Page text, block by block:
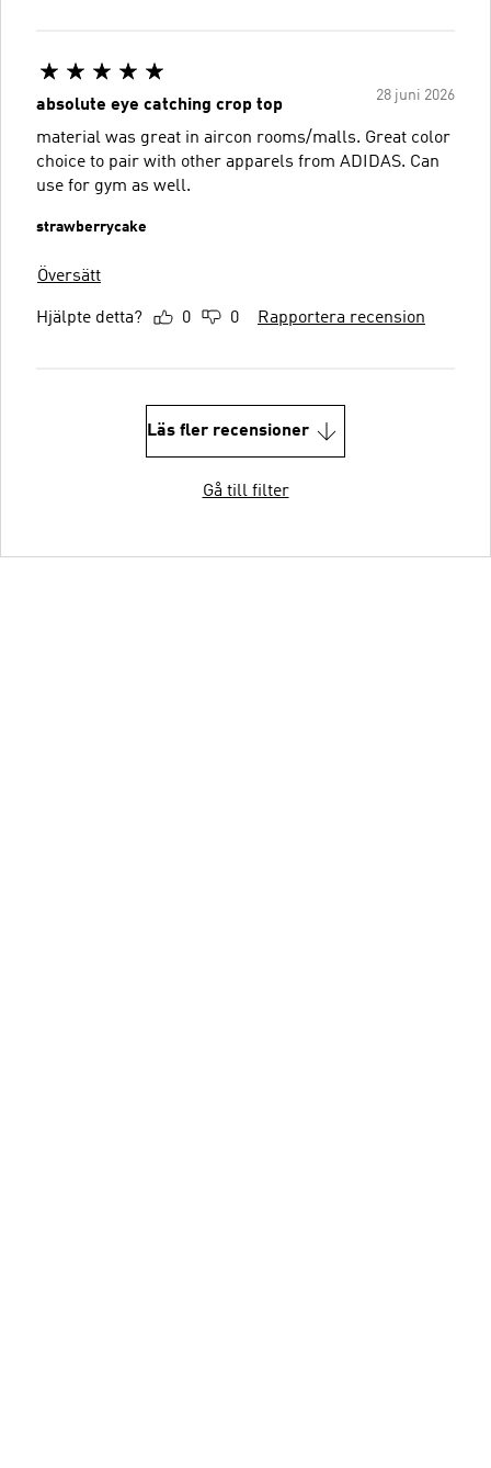
28 juni 2026
absolute eye catching crop top
material was great in aircon rooms/malls. Great color
choice to pair with other apparels from ADIDAS. Can
use for gym as well.
strawberrycake
Översätt
Hjälpte detta? 0 0 Rapportera recension
Läs fler recensioner
Gå till filter